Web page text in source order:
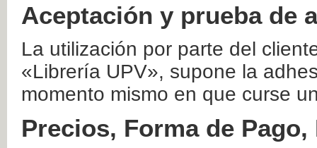
Aceptación y prueba de
La utilización por parte del
«Librería UPV», supone la
momento mismo en que curse
Precios, Forma de